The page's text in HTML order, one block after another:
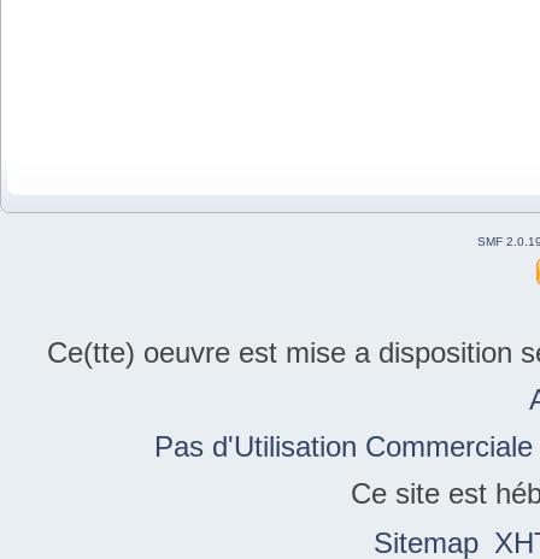
SMF
Ce(tte) oeuvre est mise a disposition
Pas d'Utilisation
Ce site est
Sitemap